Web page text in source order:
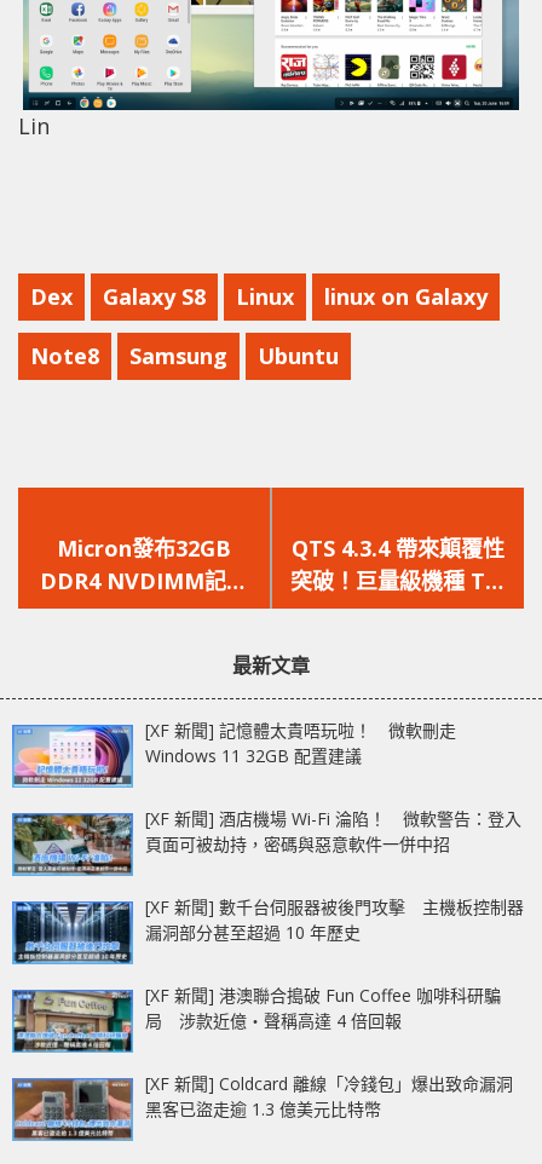
Lin
Dex Galaxy S8 Linux linux on Galaxy
Note8 Samsung Ubuntu
一
篇
文
Micron發布32GB
DDR4 NVDIMM記憶
體 自帶64GB快閃記
一
篇
文
QTS 4.3.4 帶來顛覆性
突破！巨量級機種 TS-
1635 10GbE NAS 獲得
大量檔案快照，性價比
最新文章
[XF 新聞] 記憶體太貴唔玩啦！ 微軟刪走
Windows 11 32GB 配置建議
[XF 新聞] 酒店機場 Wi-Fi 淪陷！ 微軟警告：登入
頁面可被劫持，密碼與惡意軟件一併中招
[XF 新聞] 數千台伺服器被後門攻擊 主機板控制器
漏洞部分甚至超過 10 年歷史
[XF 新聞] 港澳聯合搗破 Fun Coffee 咖啡科研騙
局 涉款近億‧聲稱高達 4 倍回報
[XF 新聞] Coldcard 離線「冷錢包」爆出致命漏洞
黑客已盜走逾 1.3 億美元比特幣